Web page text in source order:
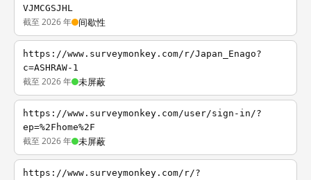
VJMCGSJHL
截至 2026 年 间歇性
https://www.surveymonkey.com/r/Japan_Enago?
c=ASHRAW-1
截至 2026 年 未屏蔽
https://www.surveymonkey.com/user/sign-in/?
ep=%2Fhome%2F
截至 2026 年 未屏蔽
https://www.surveymonkey.com/r/?